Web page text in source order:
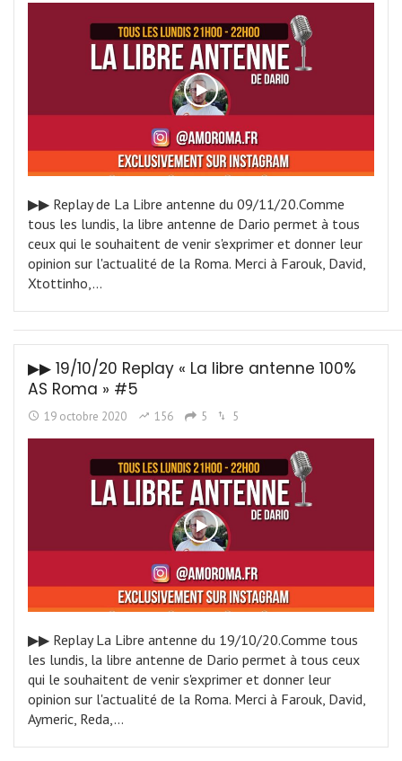
▶︎▶︎ Replay de La Libre antenne du 09/11/20.Comme
tous les lundis, la libre antenne de Dario permet à tous
ceux qui le souhaitent de venir s'exprimer et donner leur
opinion sur l'actualité de la Roma. Merci à Farouk, David,
Xtottinho,…
▶︎▶︎ 19/10/20 Replay « La libre antenne 100%
AS Roma » #5
19 octobre 2020 156 5 5
▶︎▶︎ Replay La Libre antenne du 19/10/20.Comme tous
les lundis, la libre antenne de Dario permet à tous ceux
qui le souhaitent de venir s'exprimer et donner leur
opinion sur l'actualité de la Roma. Merci à Farouk, David,
Aymeric, Reda,…